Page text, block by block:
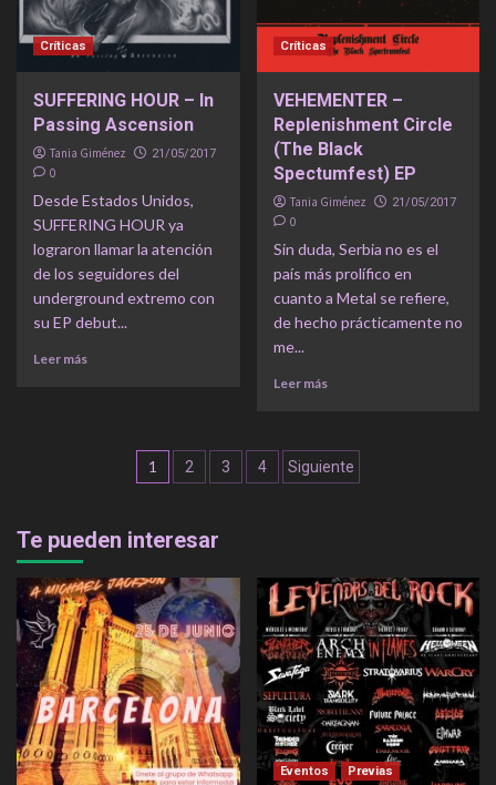
Críticas
SUFFERING HOUR – In
Passing Ascension
Tania Giménez 21/05/2017
0
Desde Estados Unidos,
SUFFERING HOUR ya
lograron llamar la atención
de los seguidores del
underground extremo con
su EP debut...
Leer más
Críticas
VEHEMENTER –
Replenishment Circle
(The Black
Spectumfest) EP
Tania Giménez 21/05/2017
0
Sin duda, Serbia no es el
país más prolífico en
cuanto a Metal se refiere,
de hecho prácticamente no
me...
Leer más
Navegación
entradas
1 2 3 4 Siguiente
Te pueden interesar
Eventos
Previas